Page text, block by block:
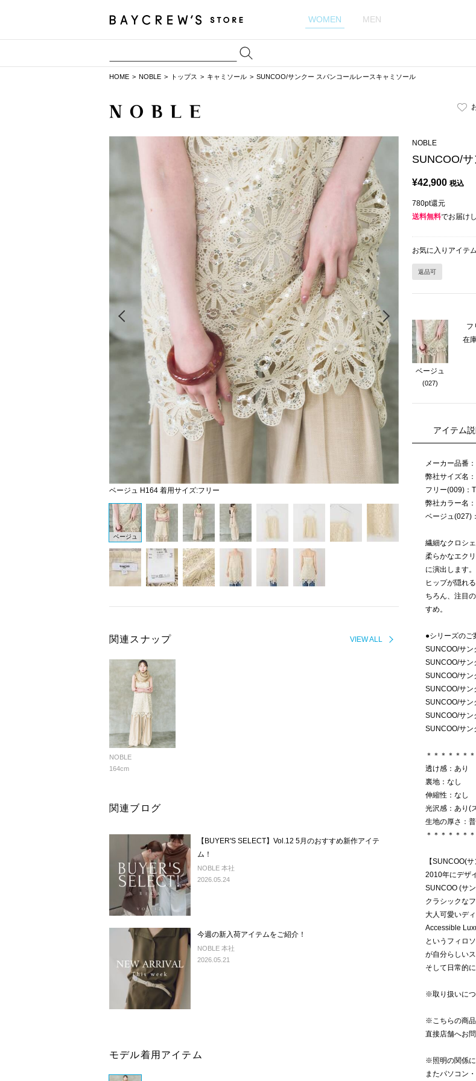
WOMEN MEN
HOME NOBLE トップス キャミソール SUNCOO/サンクー スパンコールレースキャミソール
ベージュ H164 着用サイズ:フリー
Prev
ベージュ
VIEW ALL
関連スナップ
NOBLE
164cm
関連ブログ
【BUYER'S SELECT】Vol.12 5月のおすすめ新作アイテ
ム！
NOBLE 本社
2026.05.24
今週の新入荷アイテムをご紹介！
NOBLE 本社
2026.05.21
モデル着用アイテム
NOBLE
SUNCOO/
¥42,900 税込
780pt還元
送料無料でお届け
お気に入りアイテ
返品可
ベージュ
(027)
フ
在
アイテム
メーカー品番
弊社サイズ名
フリー(009)：TI
弊社カラー名
ベージュ(027)
繊細なクロシ
柔らかなエク
に演出します。
ヒップが隠れ
ちろん、注目
すめ。
●シリーズのご
SUNCOO/サ
SUNCOO/サ
SUNCOO/サ
SUNCOO/サ
SUNCOO/サ
SUNCOO/サ
SUNCOO/サ
＊＊＊＊＊＊
透け感：あり
裏地：なし
伸縮性：なし
光沢感：あり(
生地の厚さ：
＊＊＊＊＊＊
【SUNCOO(サ
2010年にデザ
SUNCOO (サン
クラシックな
大人可愛いデ
Accessible
というフィロ
が自分らしい
そして日常的
※取り扱いにつ
※こちらの商品
直接店舗へお
※照明の関係に
またパソコン